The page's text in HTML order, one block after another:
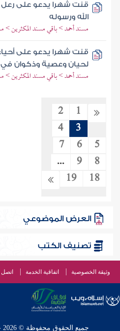
قنت شهرا يدعو على
الله ورسوله
مسند أحمد > باقي مسند المكثرين
قنت شهرا يدعو على
لحيان وعصية وذكوان في
مسند أحمد > باقي مسند المكثرين
1
2
3
4
5
6
7
8
9
...
18
19
العرض الموضوعي
تصنيف الكتب
وثيقة الخصوصية اتفاقية الخدمة اتصل
جميع الحقوق محفوظة © 2026 - 1998 لشبكة إسلام ويب